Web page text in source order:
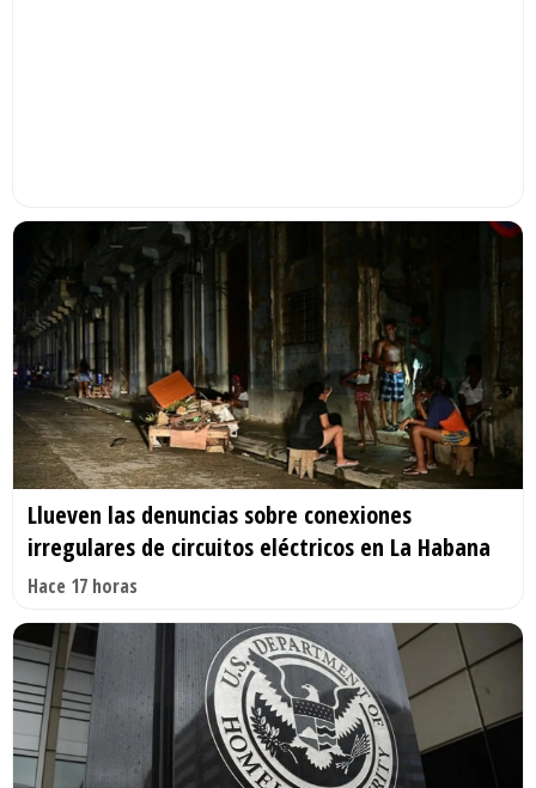
Llueven las denuncias sobre conexiones
irregulares de circuitos eléctricos en La Habana
Hace 17 horas